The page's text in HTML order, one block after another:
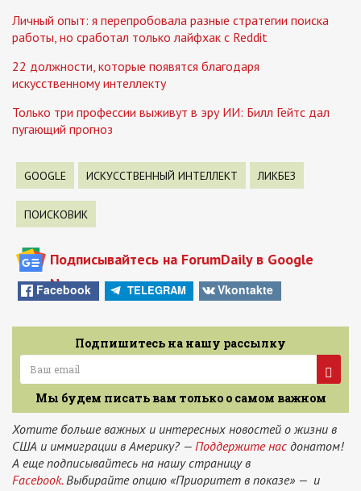
Личный опыт: я перепробовала разные стратегии поиска
работы, но сработал только лайфхак с Reddit
22 должности, которые появятся благодаря
искусственному интеллекту
Только три профессии выживут в эру ИИ: Билл Гейтс дал
пугающий прогноз
GOOGLE ИСКУССТВЕННЫЙ ИНТЕЛЛЕКТ ЛИКБЕЗ
ПОИСКОВИК
Подписывайтесь на ForumDaily в Google
News
Facebook TELEGRAM Vkontakte
Подпишитесь на нашу рассылку
Мы будем писать вам только о самом важном
Хотите больше важных и интересных новостей о жизни в
США и иммиграции в Америку? — Поддержите нас донатом!
А еще подписывайтесь на нашу страницу в
Facebook.Выбирайте опцию «Приоритет в показе» — и